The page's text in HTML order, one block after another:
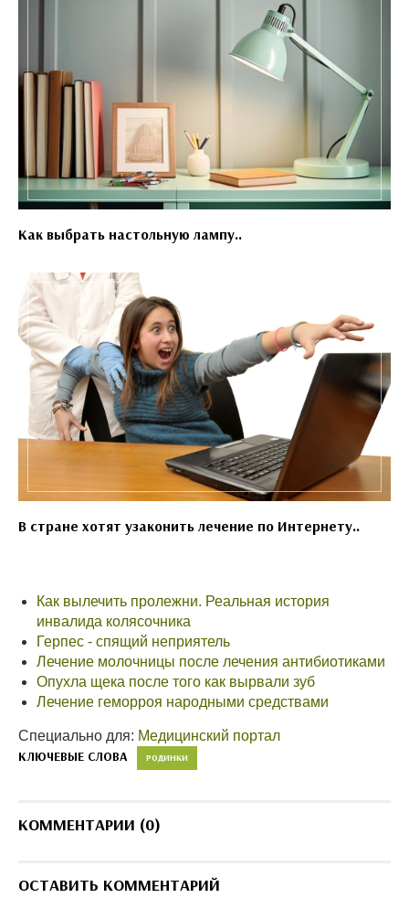
Как выбрать настольную лампу..
В стране хотят узаконить лечение по Интернету..
Как вылечить пролежни. Реальная история
инвалида колясочника
Герпес - спящий неприятель
Лечение молочницы после лечения антибиотиками
Опухла щека после того как вырвали зуб
Лечение геморроя народными средствами
Специально для: Медицинский портал
КЛЮЧЕВЫЕ СЛОВА РОДИНКИ
КОММЕНТАРИИ (0)
ОСТАВИТЬ КОММЕНТАРИЙ